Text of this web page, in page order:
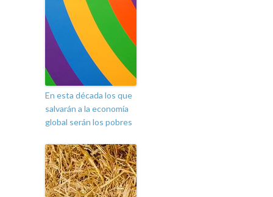
En esta década los que
salvarán a la economía
global serán los pobres